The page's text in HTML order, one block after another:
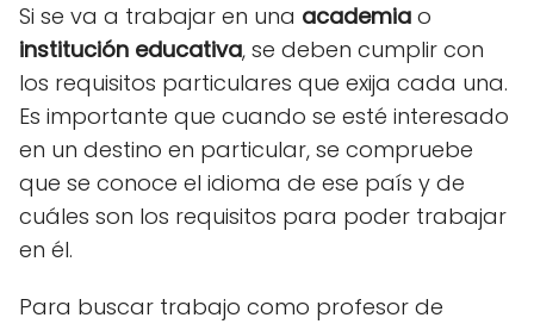
Si se va a trabajar en una academia o
institución educativa, se deben cumplir con
los requisitos particulares que exija cada una.
Es importante que cuando se esté interesado
en un destino en particular, se compruebe
que se conoce el idioma de ese país y de
cuáles son los requisitos para poder trabajar
en él.
Para buscar trabajo como profesor de